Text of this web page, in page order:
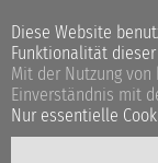
Diese Website
Funktionalität
Mit der Nutzung
Einverständnis mit
Nur essentielle